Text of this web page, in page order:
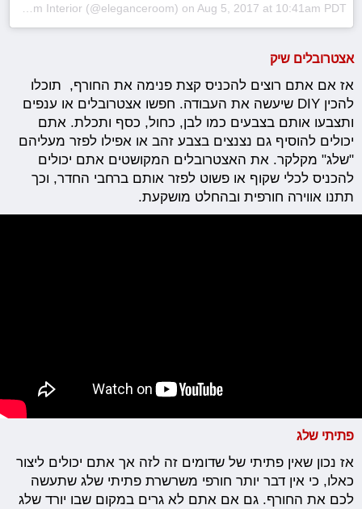
on Aug 5, 2017 at 10:41am PDT
אצטרובלים שיק
אז אם אתם רוצים להכניס קצת פנימה את החורף, תוכלו
להכין DIY שיעשה את העבודה. חפשו אצטרובלים או ענפים
ותצבעו אותם בצבעים כמו לבן, כחול, כסף ותכלת. אתם
יכולים להוסיף גם נצנצים בצבע זהב או אפילו לפזר מעליהם
"שלג" מקלקר. את האצטרובלים המקושטים אתם יכולים
להכניס לכלי שקוף או פשוט לפזר אותם ברחבי החדר, וכך
תתנו אווירה חורפית ובהחלט מושקעת.
פתיתי שלג
אז נכון שאין פתיתי של שדומים זה לזה אך אתם יכולים ליצור
כאלו, כי אין דבר יותר חורפי משרשרת פתיתי שלג שתעשה
לכם את החורף. גם אם אתם לא גרים במקום שבו יורד שלג